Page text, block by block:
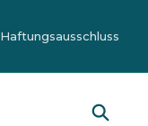
Haftungsausschluss